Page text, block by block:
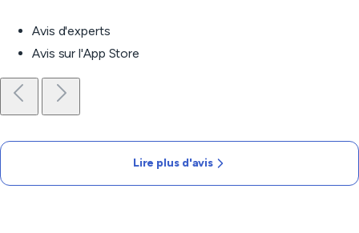
Avis d'experts
Avis sur l'App Store
Lire plus d'avis